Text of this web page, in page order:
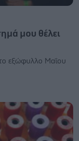
μου θέλει
εξώφυλλο Μαΐου